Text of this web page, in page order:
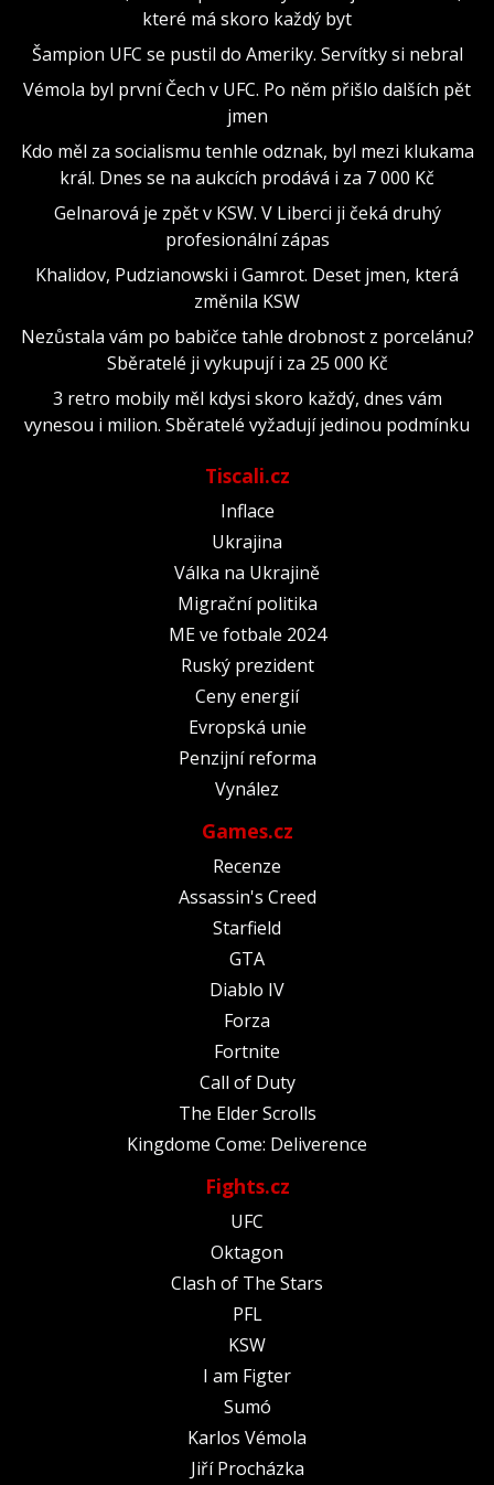
které má skoro každý byt
Šampion UFC se pustil do Ameriky. Servítky si nebral
Vémola byl první Čech v UFC. Po něm přišlo dalších pět
jmen
Kdo měl za socialismu tenhle odznak, byl mezi klukama
král. Dnes se na aukcích prodává i za 7 000 Kč
Gelnarová je zpět v KSW. V Liberci ji čeká druhý
profesionální zápas
Khalidov, Pudzianowski i Gamrot. Deset jmen, která
změnila KSW
Nezůstala vám po babičce tahle drobnost z porcelánu?
Sběratelé ji vykupují i za 25 000 Kč
3 retro mobily měl kdysi skoro každý, dnes vám
vynesou i milion. Sběratelé vyžadují jedinou podmínku
Tiscali.cz
Inflace
Ukrajina
Válka na Ukrajině
Migrační politika
ME ve fotbale 2024
Ruský prezident
Ceny energií
Evropská unie
Penzijní reforma
Vynález
Games.cz
Recenze
Assassin's Creed
Starfield
GTA
Diablo IV
Forza
Fortnite
Call of Duty
The Elder Scrolls
Kingdome Come: Deliverence
Fights.cz
UFC
Oktagon
Clash of The Stars
PFL
KSW
I am Figter
Sumó
Karlos Vémola
Jiří Procházka